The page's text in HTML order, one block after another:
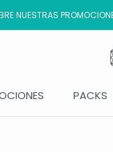
NUESTRAS
PACKS